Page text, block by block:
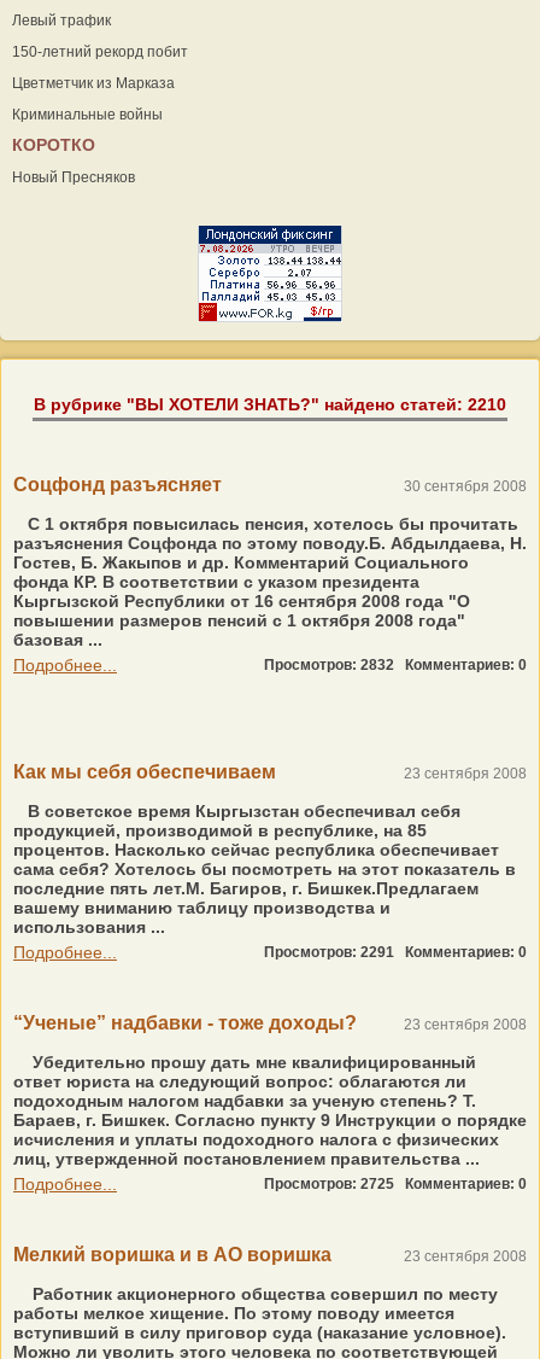
Левый трафик
150-летний рекорд побит
Цветметчик из Марказа
Криминальные войны
КОРОТКО
Новый Пресняков
В рубрике "ВЫ ХОТЕЛИ ЗНАТЬ?" найдено статей: 2210
Соцфонд разъясняет 30 сентября 2008
С 1 октября повысилась пенсия, хотелось бы прочитать
разъяснения Соцфонда по этому поводу.Б. Абдылдаева, Н.
Гостев, Б. Жакыпов и др. Комментарий Социального
фонда КР. В соответствии с указом президента
Кыргызской Республики от 16 сентября 2008 года "О
повышении размеров пенсий с 1 октября 2008 года"
базовая ...
Подробнее...
Просмотров: 2832 Комментариев: 0
Как мы себя обеспечиваем 23 сентября 2008
В советское время Кыргызстан обеспечивал себя
продукцией, производимой в республике, на 85
процентов. Насколько сейчас республика обеспечивает
сама себя? Хотелось бы посмотреть на этот показатель в
последние пять лет.М. Багиров, г. Бишкек.Предлагаем
вашему вниманию таблицу производства и
использования ...
Подробнее...
Просмотров: 2291 Комментариев: 0
“Ученые” надбавки - тоже доходы? 23 сентября 2008
Убедительно прошу дать мне квалифицированный
ответ юриста на следующий вопрос: облагаются ли
подоходным налогом надбавки за ученую степень? Т.
Бараев, г. Бишкек. Согласно пункту 9 Инструкции о порядке
исчисления и уплаты подоходного налога с физических
лиц, утвержденной постановлением правительства ...
Подробнее...
Просмотров: 2725 Комментариев: 0
Мелкий воришка и в АО воришка 23 сентября 2008
Работник акционерного общества совершил по месту
работы мелкое хищение. По этому поводу имеется
вступивший в силу приговор суда (наказание условное).
Можно ли уволить этого человека по соответствующей